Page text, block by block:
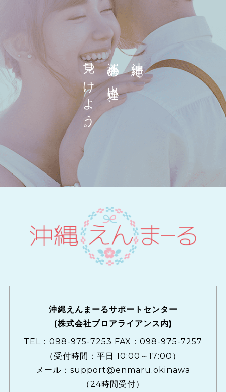
沖縄で
運命の出逢い、
見つけよう。
沖縄えんまーるサポートセンター
(株式会社プロアライアンス内)
TEL： 098-975-7253 FAX：098-975-7257
（受付時間：平日 10:00～17:00）
メール： support@enmaru.okinawa
（24時間受付）